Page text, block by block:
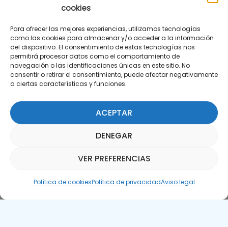
cookies
Para ofrecer las mejores experiencias, utilizamos tecnologías
como las cookies para almacenar y/o acceder a la información
del dispositivo. El consentimiento de estas tecnologías nos
permitirá procesar datos como el comportamiento de
navegación o las identificaciones únicas en este sitio. No
consentir o retirar el consentimiento, puede afectar negativamente
a ciertas características y funciones.
ACEPTAR
DENEGAR
VER PREFERENCIAS
Política de cookiesPolítica de privacidadAviso legal
Suscríbete a nuestra Newsletter
SUSCRÍBETE AQUÍ